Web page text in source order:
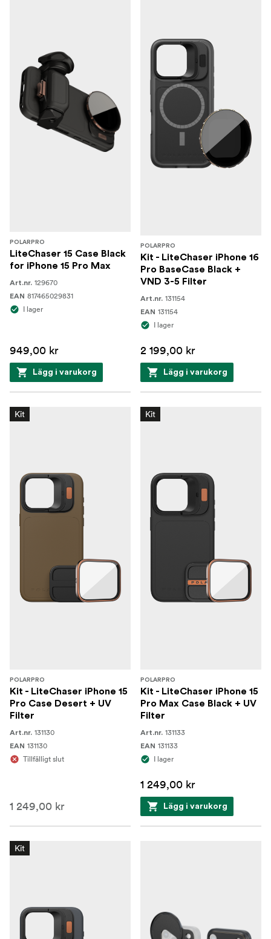
POLARPRO
LiteChaser 15 Case Black
for iPhone 15 Pro Max
Art.nr. 129670
EAN 817465029831
I lager
949,00 kr
Lägg i varukorg
POLARPRO
Kit - LiteChaser iPhone 16
Pro BaseCase Black +
VND 3-5 Filter
Art.nr. 131154
EAN 131154
I lager
2 199,00 kr
Lägg i varukorg
Kit
POLARPRO
Kit - LiteChaser iPhone 15
Pro Case Desert + UV
Filter
Art.nr. 131130
EAN 131130
Tillfälligt slut
1 249,00 kr
Kit
POLARPRO
Kit - LiteChaser iPhone 15
Pro Max Case Black + UV
Filter
Art.nr. 131133
EAN 131133
I lager
1 249,00 kr
Lägg i varukorg
Kit